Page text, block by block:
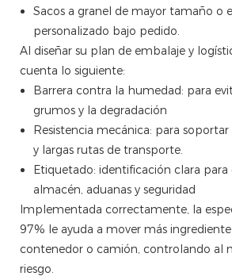
Sacos a granel de mayor tamaño o
personalizado bajo pedido.
Al diseñar su plan de embalaje y
cuenta lo siguiente:
Barrera contra la humedad: para
grumos y la degradación
Resistencia mecánica: para
y largas rutas de transporte.
Etiquetado: identificación clara
almacén, aduanas y seguridad
Implementada correctamente, la
97% le ayuda a mover más
contenedor o camión, controlando al
riesgo.